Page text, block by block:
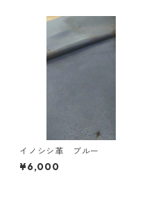
イノシシ革 ブルー
¥6,000